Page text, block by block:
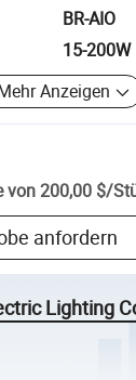
BR-AIO
15-200W
Anzeigen
von200,00 $/
anfordern
Lighting